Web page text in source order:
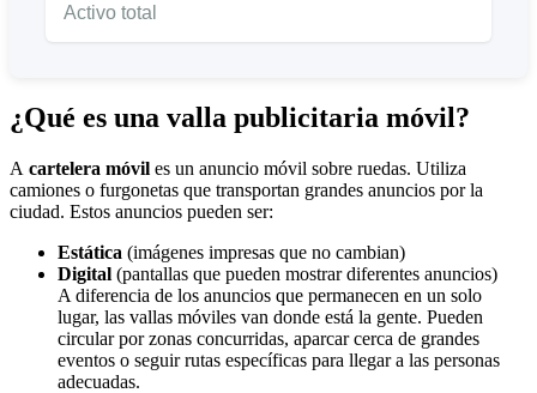
Activo total
¿Qué es una valla publicitaria móvil?
A cartelera móvil es un anuncio móvil sobre ruedas. Utiliza
camiones o furgonetas que transportan grandes anuncios por la
ciudad. Estos anuncios pueden ser:
Estática (imágenes impresas que no cambian)
Digital (pantallas que pueden mostrar diferentes anuncios)
A diferencia de los anuncios que permanecen en un solo
lugar, las vallas móviles van donde está la gente. Pueden
circular por zonas concurridas, aparcar cerca de grandes
eventos o seguir rutas específicas para llegar a las personas
adecuadas.